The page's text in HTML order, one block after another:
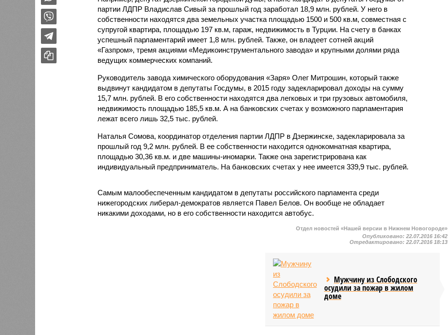
партии ЛДПР Владислав Сивый за прошлый год заработал 18,9 млн. рублей. У него в
собственности находятся два земельных участка площадью 1500 и 500 кв.м, совместная с
супругой квартира, площадью 197 кв.м, гараж, недвижимость в Турции. На счету в банках
успешный парламентарий имеет 1,8 млн. рублей. Также, он владеет сотней акций
«Газпром», тремя акциями «Медикоинструментального завода» и крупными долями ряда
ведущих коммерческих компаний.
Руководитель завода химического оборудования «Заря» Олег Митрошин, который также
выдвинут кандидатом в депутаты Госдумы, в 2015 году задекларировал доходы на сумму
15,7 млн. рублей. В его собственности находятся два легковых и три грузовых автомобиля,
недвижимость площадью 185,5 кв.м. А на банковских счетах у возможного парламентария
лежат всего лишь 32,5 тыс. рублей.
Наталья Сомова, координатор отделения партии ЛДПР в Дзержинске, задекларировала за
прошлый год 9,2 млн. рублей. В ее собственности находится однокомнатная квартира,
площадью 30,36 кв.м. и две машины-иномарки. Также она зарегистрирована как
индивидуальный предприниматель. На банковских счетах у нее имеется 339,9 тыс. рублей.
Самым малообеспеченным кандидатом в депутаты российского парламента среди
нижегородских либерал-демократов является Павел Белов. Он вообще не обладает
никакими доходами, но в его собственности находится автобус.
Отдел новостей «Нашей версии в Нижнем Новогороде»
Опубликовано:22.07.2016 16:42
Отредактировано:22.07.2016 18:13
Мужчину из Слободского
осудили за пожар в жилом
доме